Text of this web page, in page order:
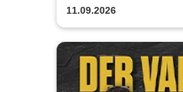
11.09.2026